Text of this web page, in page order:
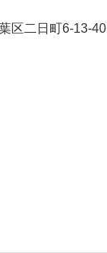
区二日町6-13-